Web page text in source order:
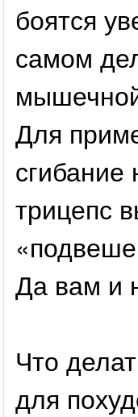
боятся
самом
Для
трицепс
Да вам и
Что
для